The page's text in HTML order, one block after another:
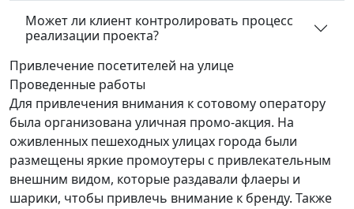
Может ли клиент контролировать процесс
реализации проекта?
Привлечение посетителей на улице
Проведенные работы
Для привлечения внимания к сотовому оператору
была организована уличная промо-акция. На
оживленных пешеходных улицах города были
размещены яркие промоутеры с привлекательным
внешним видом, которые раздавали флаеры и
шарики, чтобы привлечь внимание к бренду. Также